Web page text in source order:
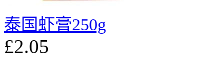
泰国虾膏250g
£2.05